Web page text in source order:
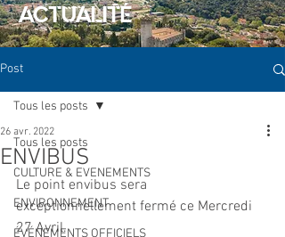
ACTUALITÉ
Post
Tous les posts
CULTURE & EVENEMENTS
ENVIRONNEMENT
ÉVÉNEMENTS OFFICIELS
Tous les posts
ENVIBUS
26 avr. 2022
Le point envibus sera
exceptionnellement fermé ce Mercredi
27 Avril.